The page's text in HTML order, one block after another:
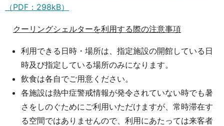
（PDF：298kB）
クーリングシェルターを利用する際の注意事項
利用できる日時・場所は、指定施設の開館している日
時及び指定している場所のみになります。
飲食は各自でご用意ください。
各施設は熱中症警戒情報が発令されていない時でも暑
さをしのぐためにご利用いただけますが、常時滞在す
る空間ではありませんので、利用にあたっては来客者